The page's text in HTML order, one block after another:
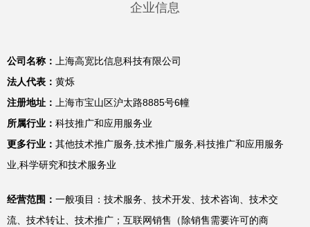
企业信息
公司名称：
上海高宽比信息科技有限公司
法人代表： 黄烁
注册地址：
上海市宝山区沪太路8885号6幢
所属行业： 科技推广和应用服务业
更多行业： 其他技术推广服务,技术推广服务,科技推广和应用服务
业,科学研究和技术服务业
经营范围： 一般项目：技术服务、技术开发、技术咨询、技术交
流、技术转让、技术推广；互联网销售（除销售需要许可的商